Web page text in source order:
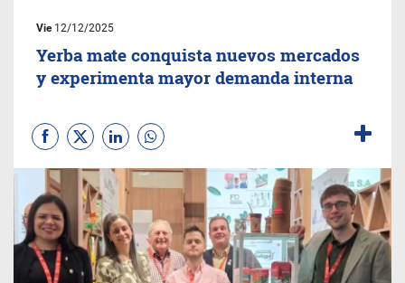
Vie12/12/2025
Yerba mate conquista nuevos mercados
y experimenta mayor demanda interna